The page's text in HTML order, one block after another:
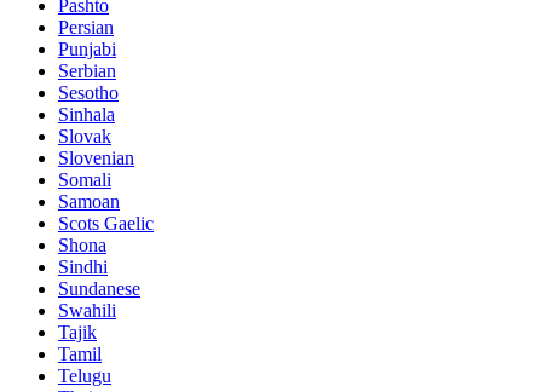
Pashto
Persian
Punjabi
Serbian
Sesotho
Sinhala
Slovak
Slovenian
Somali
Samoan
Scots Gaelic
Shona
Sindhi
Sundanese
Swahili
Tajik
Tamil
Telugu